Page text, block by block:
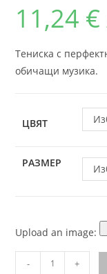
11,24 €
Тениска с
обичащи музика.
ЦВЯТ
РАЗМЕР
Upload an image:
- +